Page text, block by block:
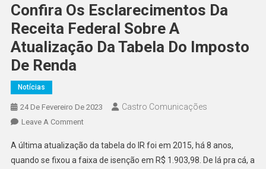
Confira Os Esclarecimentos Da
Receita Federal Sobre A
Atualização Da Tabela Do Imposto
De Renda
Notícias
24 De Fevereiro De 2023 Castro Comunicações
Leave A Comment
A última atualização da tabela do IR foi em 2015, há 8 anos,
quando se fixou a faixa de isenção em R$ 1.903,98. De lá pra cá, a